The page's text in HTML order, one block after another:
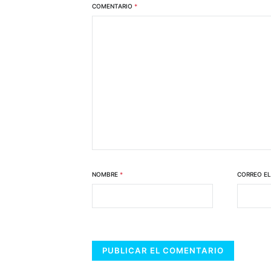
COMENTARIO *
NOMBRE * CORREO